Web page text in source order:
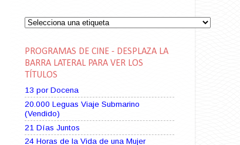
PROGRAMAS DE CINE - DESPLAZA LA
BARRA LATERAL PARA VER LOS
TÍTULOS
13 por Docena
20.000 Leguas Viaje Submarino
(Vendido)
21 Días Juntos
24 Horas de la Vida de una Mujer